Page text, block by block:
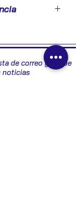
de correo y recibe
noticias